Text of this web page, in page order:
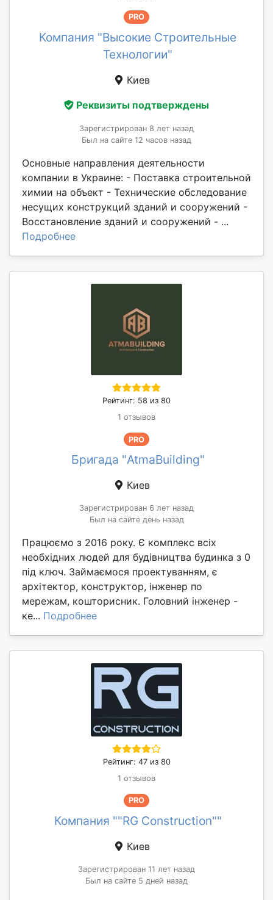
PRO
Компания "Высокие Строительные
Технологии"
Киев
Реквизиты подтверждены
Зарегистрирован 8 лет назад
Был на сайте 12 часов назад
Основные направления деятельности
компании в Украине: - Поставка строительной
химии на объект - Технические обследование
несущих конструкций зданий и сооружений -
Восстановление зданий и сооружений - ...
Подробнее
Рейтинг: 58 из 80
1 отзывов
PRO
Бригада "AtmaBuilding"
Киев
Зарегистрирован 6 лет назад
Был на сайте день назад
Працюємо з 2016 року. Є комплекс всіх
необхідних людей для будівництва будинка з 0
під ключ. Займаємося проектуванням, є
архітектор, конструктор, інженер по
мережам, кошторисник. Головний інженер -
ке... Подробнее
Рейтинг: 47 из 80
1 отзывов
PRO
Компания ""RG Construction""
Киев
Зарегистрирован 11 лет назад
Был на сайте 5 дней назад